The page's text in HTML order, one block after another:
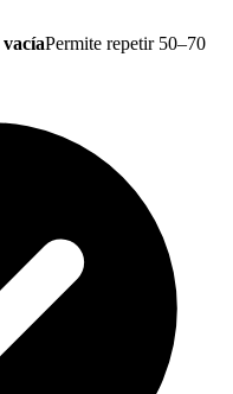
Permite repetir 50–70